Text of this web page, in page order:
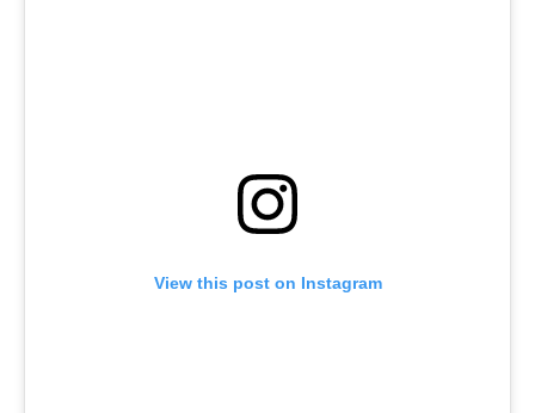
View this post on Instagram